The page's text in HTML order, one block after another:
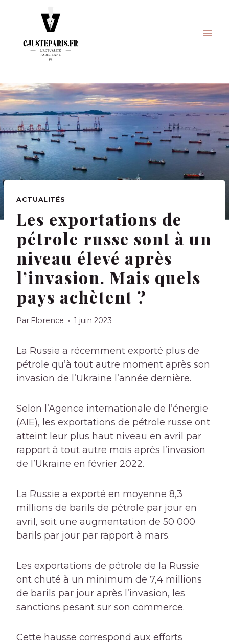
ACTUALITÉS
Les exportations de
pétrole russe sont à un
niveau élevé après
l’invasion. Mais quels
pays achètent ?
Par Florence 1 juin 2023
La Russie a récemment exporté plus de
pétrole qu’à tout autre moment après son
invasion de l’Ukraine l’année dernière.
Selon l’Agence internationale de l’énergie
(AIE), les exportations de pétrole russe ont
atteint leur plus haut niveau en avril par
rapport à tout autre mois après l’invasion
de l’Ukraine en février 2022.
La Russie a exporté en moyenne 8,3
millions de barils de pétrole par jour en
avril, soit une augmentation de 50 000
barils par jour par rapport à mars.
Les exportations de pétrole de la Russie
ont chuté à un minimum de 7,4 millions
de barils par jour après l’invasion, les
sanctions pesant sur son commerce.
Cette hausse correspond aux efforts